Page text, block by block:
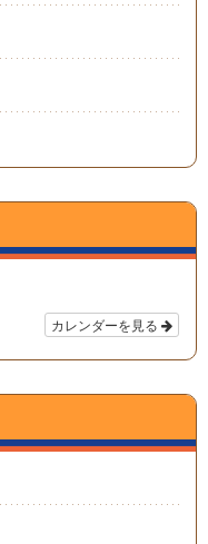
カレンダーを見る